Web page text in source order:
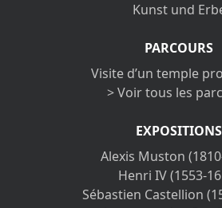
Kunst und
PARCOURS
Visite d’un temple
> Voir tous les
EXPOSITIONS
Alexis Muston
Henri IV (1553-
Sébastien Castellion